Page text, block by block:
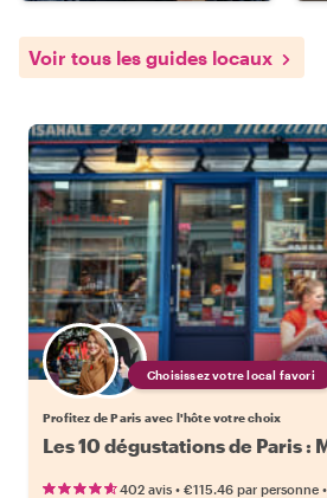
Voir tous les guides locaux
Choisissez votre local favori
Profitez de Paris avec l'hôte votre choix
Les 10 dégustations de Paris :
402 avis • €115.46 par personne •